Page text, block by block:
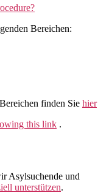
Bereichen:
finden Sie hier
this link .
Asylsuchende und
unterstützen.